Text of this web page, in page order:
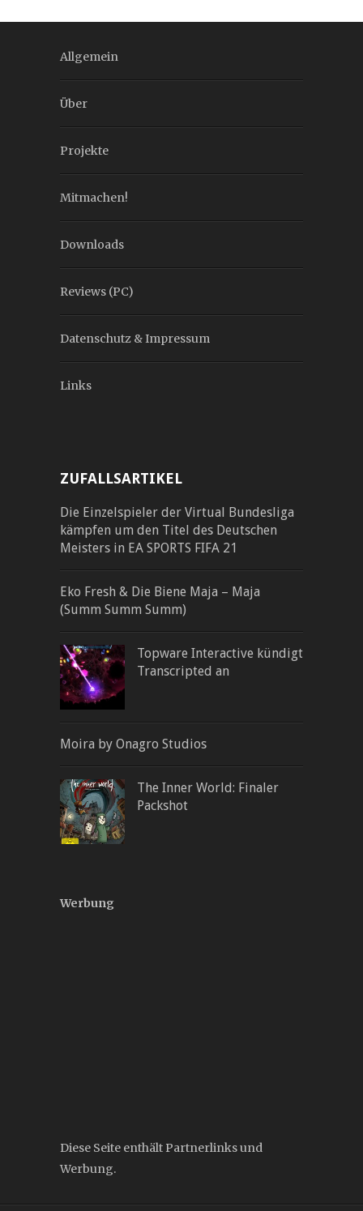
Allgemein
Über
Projekte
Mitmachen!
Downloads
Reviews (PC)
Datenschutz & Impressum
Links
ZUFALLSARTIKEL
Die Einzelspieler der Virtual Bundesliga
kämpfen um den Titel des Deutschen
Meisters in EA SPORTS FIFA 21
Eko Fresh & Die Biene Maja – Maja
(Summ Summ Summ)
Topware Interactive kündigt
Transcripted an
Moira by Onagro Studios
The Inner World: Finaler
Packshot
Werbung
Diese Seite enthält Partnerlinks und
Werbung.